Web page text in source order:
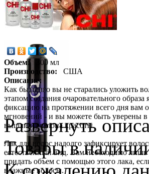
Объем:
300 мл
Производство:
США
Описание:
Как бы долго вы не старались уложить
этапом создания очаровательного
фиксацию на протяжении всего дня вам
мгновений - и вы можете быть уверены в
вышли из салона красоты.
Лак для волос надолго зафиксирует
естественный вид. Вам необходимо
придать объем с помощью этого лака,
влажные волосы.
Развернуть
Товары в